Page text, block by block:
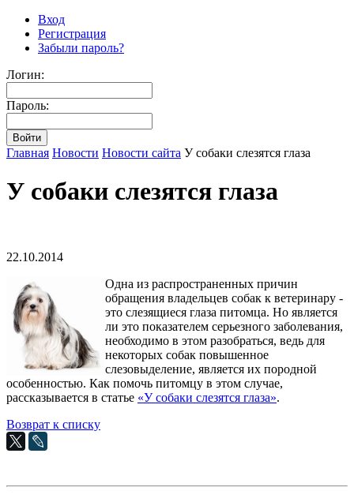
Вход
Регистрация
Забыли пароль?
Логин:
Пароль:
Главная Новости Новости сайта У собаки слезятся глаза
У собаки слезятся глаза
22.10.2014
Одна из распространенных причин
обращения владельцев собак к ветеринару -
это слезящиеся глаза питомца. Но является
ли это показателем серьезного заболевания,
необходимо в этом разобраться, ведь для
некоторых собак повышенное
слезовыделение, является их породной
особенностью. Как помочь питомцу в этом случае,
рассказывается в статье «У собаки слезятся глаза».
Возврат к списку